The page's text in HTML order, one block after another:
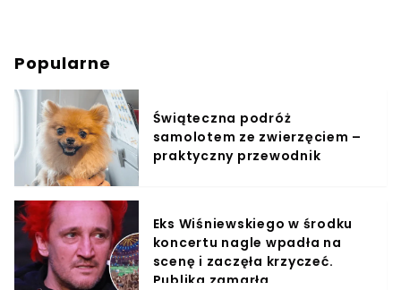
Popularne
Świąteczna podróż
samolotem ze zwierzęciem –
praktyczny przewodnik
Eks Wiśniewskiego w środku
koncertu nagle wpadła na
scenę i zaczęła krzyczeć.
Publika zamarła